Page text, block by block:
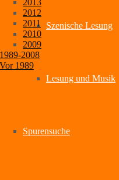
Szenische Lesung
Lesung und Musik
Spurensuche
2013
2012
2011
2010
2009
1989-2008
Vor 1989